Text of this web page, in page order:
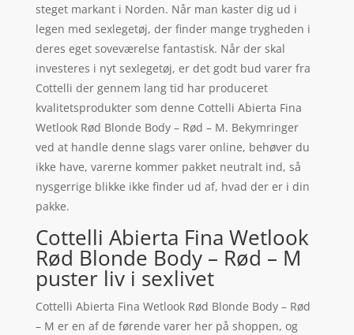
steget markant i Norden. Når man kaster dig ud i
legen med sexlegetøj, der finder mange trygheden i
deres eget soveværelse fantastisk. Når der skal
investeres i nyt sexlegetøj, er det godt bud varer fra
Cottelli der gennem lang tid har produceret
kvalitetsprodukter som denne Cottelli Abierta Fina
Wetlook Rød Blonde Body – Rød – M. Bekymringer
ved at handle denne slags varer online, behøver du
ikke have, varerne kommer pakket neutralt ind, så
nysgerrige blikke ikke finder ud af, hvad der er i din
pakke.
Cottelli Abierta Fina Wetlook
Rød Blonde Body – Rød – M
puster liv i sexlivet
Cottelli Abierta Fina Wetlook Rød Blonde Body – Rød
– M er en af de førende varer her på shoppen, og